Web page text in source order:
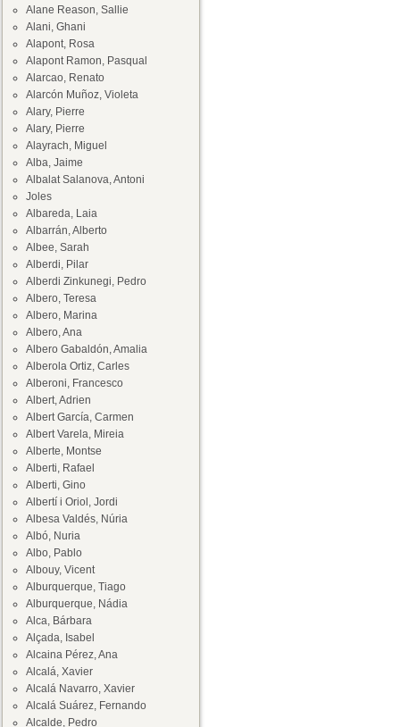
Alane Reason, Sallie
Alani, Ghani
Alapont, Rosa
Alapont Ramon, Pasqual
Alarcao, Renato
Alarcón Muñoz, Violeta
Alary, Pierre
Alary, Pierre
Alayrach, Miguel
Alba, Jaime
Albalat Salanova, Antoni
Joles
Albareda, Laia
Albarrán, Alberto
Albee, Sarah
Alberdi, Pilar
Alberdi Zinkunegi, Pedro
Albero, Teresa
Albero, Marina
Albero, Ana
Albero Gabaldón, Amalia
Alberola Ortiz, Carles
Alberoni, Francesco
Albert, Adrien
Albert García, Carmen
Albert Varela, Mireia
Alberte, Montse
Alberti, Rafael
Alberti, Gino
Albertí i Oriol, Jordi
Albesa Valdés, Núria
Albó, Nuria
Albo, Pablo
Albouy, Vicent
Alburquerque, Tiago
Alburquerque, Nádia
Alca, Bárbara
Alçada, Isabel
Alcaina Pérez, Ana
Alcalá, Xavier
Alcalá Navarro, Xavier
Alcalá Suárez, Fernando
Alcalde, Pedro